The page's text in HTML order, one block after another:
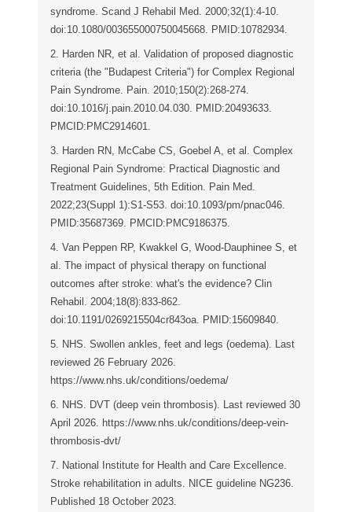
syndrome. Scand J Rehabil Med. 2000;32(1):4-10.
doi:10.1080/003655000750045668. PMID:10782934.
2. Harden NR, et al. Validation of proposed diagnostic
criteria (the "Budapest Criteria") for Complex Regional
Pain Syndrome. Pain. 2010;150(2):268-274.
doi:10.1016/j.pain.2010.04.030. PMID:20493633.
PMCID:PMC2914601.
3. Harden RN, McCabe CS, Goebel A, et al. Complex
Regional Pain Syndrome: Practical Diagnostic and
Treatment Guidelines, 5th Edition. Pain Med.
2022;23(Suppl 1):S1-S53. doi:10.1093/pm/pnac046.
PMID:35687369. PMCID:PMC9186375.
4. Van Peppen RP, Kwakkel G, Wood-Dauphinee S, et
al. The impact of physical therapy on functional
outcomes after stroke: what's the evidence? Clin
Rehabil. 2004;18(8):833-862.
doi:10.1191/0269215504cr843oa. PMID:15609840.
5. NHS. Swollen ankles, feet and legs (oedema). Last
reviewed 26 February 2026.
https://www.nhs.uk/conditions/oedema/
6. NHS. DVT (deep vein thrombosis). Last reviewed 30
April 2026. https://www.nhs.uk/conditions/deep-vein-
thrombosis-dvt/
7. National Institute for Health and Care Excellence.
Stroke rehabilitation in adults. NICE guideline NG236.
Published 18 October 2023.